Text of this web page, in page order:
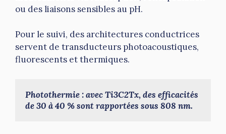
ou des liaisons sensibles au pH.
Pour le suivi, des architectures conductrices
servent de transducteurs photoacoustiques,
fluorescents et thermiques.
Photothermie : avec Ti3C2Tx, des efficacités
de 30 à 40 % sont rapportées sous 808 nm.